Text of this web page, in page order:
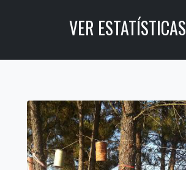
VER ESTATÍSTICAS